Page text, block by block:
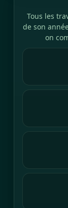
Tous les
de son
on